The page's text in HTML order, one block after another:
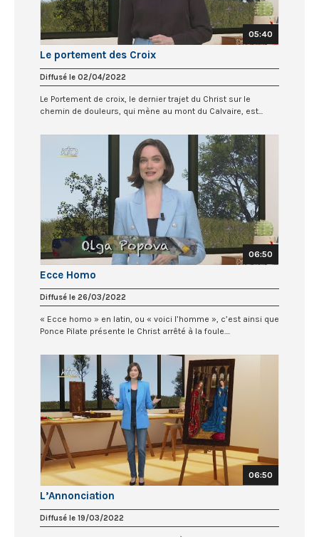
05:40
Le portement des Croix
Diffusé le 02/04/2022
Le Portement de croix, le dernier trajet du Christ sur le
chemin de douleurs, qui mène au mont du Calvaire, est...
06:50
Ecce Homo
Diffusé le 26/03/2022
« Ecce homo » en latin, ou « voici l’homme », c’est ainsi que
Ponce Pilate présente le Christ arrêté à la foule....
06:50
L’Annonciation
Diffusé le 19/03/2022